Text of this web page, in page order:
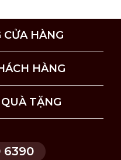
khô ráo, thoáng mát.
đồ vật cứng hoặc sắc
CỬA HÀNG
HÀNG
TẶNG
6390